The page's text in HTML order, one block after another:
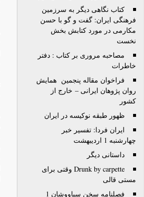
کتاب نگاهی دیگر به سرزمین
فرهنگی ایران: گفت و گو با حسن
مکارمی در مورد کتابش بخش
نخست
مصاحبه مروری بر کتاب : دفتر
خاطرات
فراخوان مقاله پنجمین همایش
روان پژوهان ایرانی – خارج از
کشور
ظهور طبقه نوکیسه در ایران
ایران فردا: تفسیر خبر
چهارشنبه 1 اردیبهشت
داستانی دیگر
Drunk by carpette وقتى براى
مستى قالى
فصلنامه سخن سیاووشان 1